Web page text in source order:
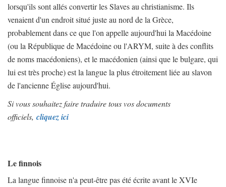
lorsqu'ils sont allés convertir les Slaves au christianisme. Ils
venaient d'un endroit situé juste au nord de la Grèce,
probablement dans ce que l'on appelle aujourd'hui la Macédoine
(ou la République de Macédoine ou l'ARYM, suite à des conflits
de noms macédoniens), et le macédonien (ainsi que le bulgare, qui
lui est très proche) est la langue la plus étroitement liée au slavon
de l'ancienne Église aujourd'hui.
Si vous souhaitez faire traduire tous vos documents
officiels, cliquez ici
Le finnois
La langue finnoise n'a peut-être pas été écrite avant le XVIe